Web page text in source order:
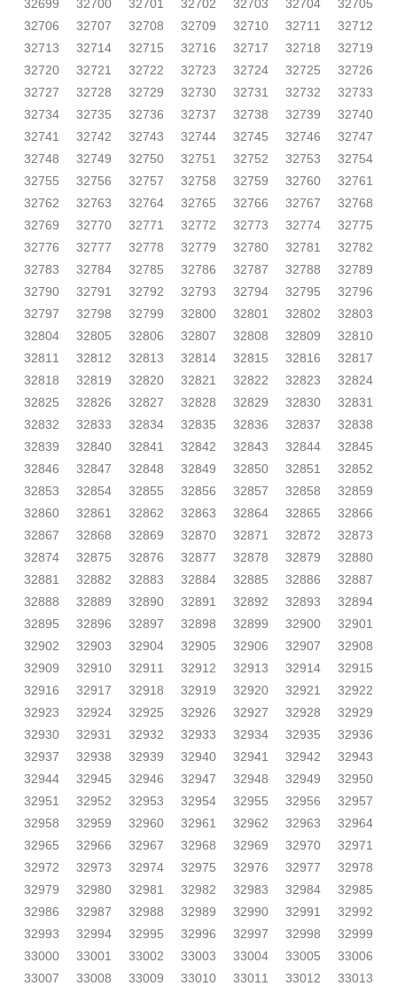
32699 32700 32701 32702 32703 32704
32705
32706
32707 32708 32709 32710 32711
32712
32713
32714 32715 32716 32717 32718
32719
32720
32721 32722 32723 32724 32725
32726
32727
32728 32729 32730 32731 32732
32733
32734
32735 32736 32737 32738 32739
32740
32741
32742 32743 32744 32745 32746
32747
32748
32749 32750 32751 32752 32753
32754
32755
32756 32757 32758 32759 32760
32761
32762
32763 32764 32765 32766 32767
32768
32769
32770 32771 32772 32773 32774
32775
32776
32777 32778 32779 32780 32781
32782
32783
32784 32785 32786 32787 32788
32789
32790
32791 32792 32793 32794 32795
32796
32797
32798 32799 32800 32801 32802
32803
32804
32805 32806 32807 32808 32809
32810
32811
32812 32813 32814 32815 32816
32817
32818
32819 32820 32821 32822 32823
32824
32825
32826 32827 32828 32829 32830
32831
32832
32833 32834 32835 32836 32837
32838
32839
32840 32841 32842 32843 32844
32845
32846
32847 32848 32849 32850 32851
32852
32853
32854 32855 32856 32857 32858
32859
32860
32861 32862 32863 32864 32865
32866
32867
32868 32869 32870 32871 32872
32873
32874
32875 32876 32877 32878 32879
32880
32881
32882 32883 32884 32885 32886
32887
32888
32889 32890 32891 32892 32893
32894
32895
32896 32897 32898 32899 32900
32901
32902
32903 32904 32905 32906 32907
32908
32909
32910 32911 32912 32913 32914
32915
32916
32917 32918 32919 32920 32921
32922
32923
32924 32925 32926 32927 32928
32929
32930
32931 32932 32933 32934 32935
32936
32937
32938 32939 32940 32941 32942
32943
32944
32945 32946 32947 32948 32949
32950
32951
32952 32953 32954 32955 32956
32957
32958
32959 32960 32961 32962 32963
32964
32965
32966 32967 32968 32969 32970
32971
32972
32973 32974 32975 32976 32977
32978
32979
32980 32981 32982 32983 32984
32985
32986
32987 32988 32989 32990 32991
32992
32993
32994 32995 32996 32997 32998
32999
33000
33001 33002 33003 33004 33005
33006
33007
33008 33009 33010 33011 33012
33013